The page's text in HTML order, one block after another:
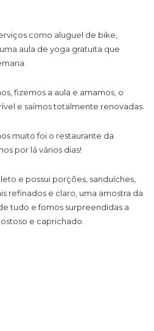
como aluguel de bike,
aula de yoga gratuita que
fizemos a aula e amamos, o
e saímos totalmente renovadas.
muito foi o restaurante da
por lá vários dias!
e possui porções, sanduíches,
refinados e claro, uma amostra da
tudo e fomos surpreendidas a
e caprichado.